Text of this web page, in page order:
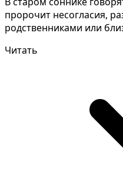
пророчит несогласия,
родственниками или
Читать